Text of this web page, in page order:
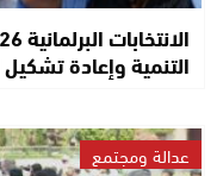
التنمية وإعادة
عدالة ومجتمع